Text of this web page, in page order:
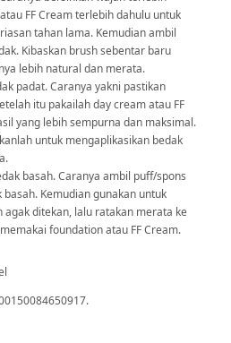
FF Cream terlebih dahulu untuk
tahan lama. Kemudian ambil
Kibaskan brush sebentar baru
lebih natural dan merata.
padat. Caranya yakni pastikan
itu pakailah day cream atau FF
yang lebih sempurna dan maksimal.
untuk mengaplikasikan bedak
basah. Caranya ambil puff/spons
Kemudian gunakan untuk
agak ditekan, lalu ratakan merata ke
foundation atau FF Cream.